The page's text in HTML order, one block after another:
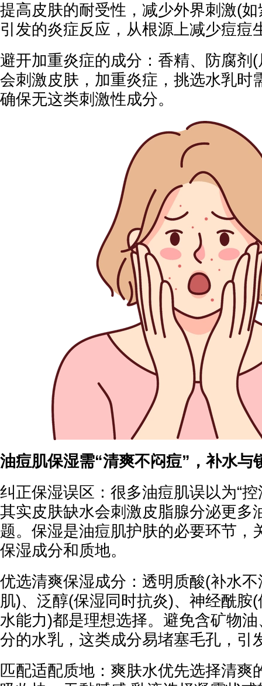
提高皮肤的耐受性，减少外界刺激(
引发的炎症反应，从根源上减少痘痘
避开加重炎症的成分：香精、防腐剂
会刺激皮肤，加重炎症，挑选水乳时
确保无这类刺激性成分。
油痘肌保湿需“清爽不闷痘”，补水与
纠正保湿误区：很多油痘肌误以为“
其实皮肤缺水会刺激皮脂腺分泌更多
题。保湿是油痘肌护肤的必要环节，
保湿成分和质地。
优选清爽保湿成分：透明质酸(补水
肌)、泛醇(保湿同时抗炎)、神经酰胺
水能力)都是理想选择。避免含矿物
分的水乳，这类成分易堵塞毛孔，引
匹配适配质地：爽肤水优先选择清爽